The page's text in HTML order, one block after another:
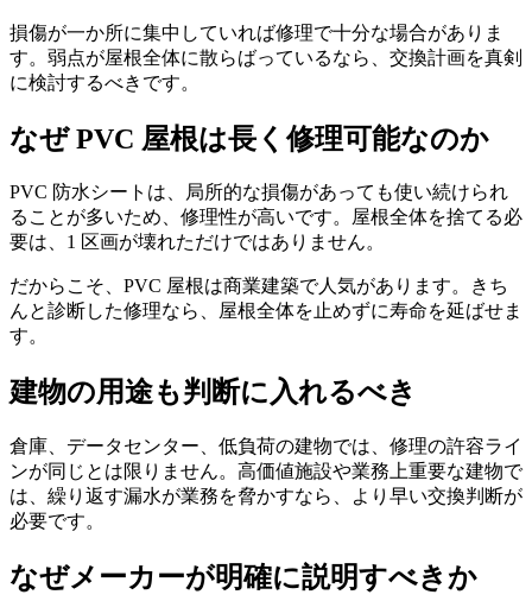
損傷が一か所に集中していれば修理で十分な場合がありま
す。弱点が屋根全体に散らばっているなら、交換計画を真剣
に検討するべきです。
なぜ PVC 屋根は長く修理可能なのか
PVC 防水シートは、局所的な損傷があっても使い続けられ
ることが多いため、修理性が高いです。屋根全体を捨てる必
要は、1 区画が壊れただけではありません。
だからこそ、PVC 屋根は商業建築で人気があります。きち
んと診断した修理なら、屋根全体を止めずに寿命を延ばせま
す。
建物の用途も判断に入れるべき
倉庫、データセンター、低負荷の建物では、修理の許容ライ
ンが同じとは限りません。高価値施設や業務上重要な建物で
は、繰り返す漏水が業務を脅かすなら、より早い交換判断が
必要です。
なぜメーカーが明確に説明すべきか